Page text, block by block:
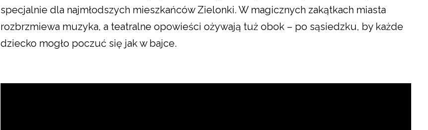
specjalnie dla najmłodszych mieszkańców Zielonki. W magicznych zakątkach miasta
rozbrzmiewa muzyka, a teatralne opowieści ożywają tuż obok – po sąsiedzku, by każde
dziecko mogło poczuć się jak w bajce.